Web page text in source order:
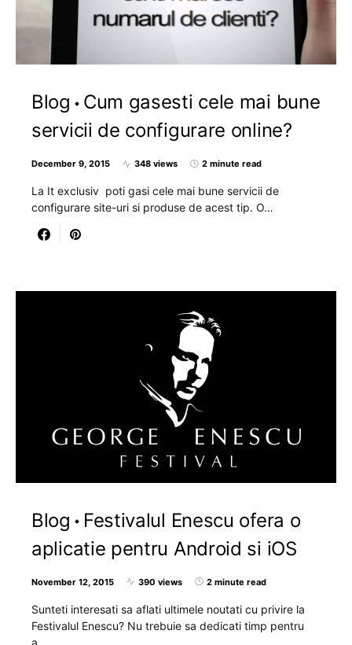
Blog
Cum gasesti cele mai bune
servicii de configurare online?
December 9, 2015 348 views 2 minute read
La It exclusiv poti gasi cele mai bune servicii de
configurare site-uri si produse de acest tip. O…
Blog
Festivalul Enescu ofera o
aplicatie pentru Android si iOS
November 12, 2015 390 views 2 minute read
Sunteti interesati sa aflati ultimele noutati cu privire la
Festivalul Enescu? Nu trebuie sa dedicati timp pentru
a…